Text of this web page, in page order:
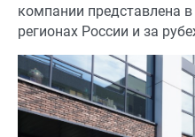
компании представлена
регионах России и за